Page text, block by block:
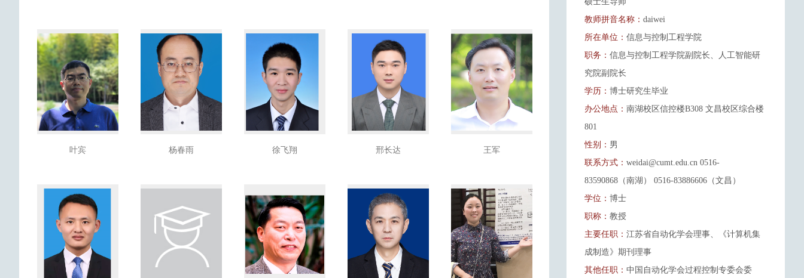
叶宾 杨春雨 徐飞翔 邢长达 王军
教师拼音名称： daiwei
所在单位： 信息与控制工程学院
职务： 信息与控制工程学院副院长、人工智能研
究院副院长
学历： 博士研究生毕业
办公地点： 南湖校区信控楼B308 文昌校区综合楼
801
性别： 男
联系方式： weidai@cumt.edu.cn 0516-
83590868（南湖） 0516-83886606（文昌）
学位： 博士
职称： 教授
主要任职： 江苏省自动化学会理事、《计算机集
成制造》期刊理事
其他任职： 中国自动化学会过程控制专委会委